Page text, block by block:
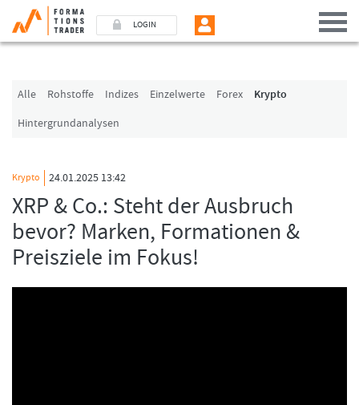
LOGIN
Alle Rohstoffe Indizes Einzelwerte Forex
Krypto
Hintergrundanalysen
Krypto 24.01.2025 13:42
XRP & Co.: Steht der Ausbruch
bevor? Marken, Formationen &
Preisziele im Fokus!
Benutzer (E-Mail-Adresse in Kleinschrift)
Angemeldet bleiben
LOGIN
Passwort vergessen
Ich bin neu, und jetzt?